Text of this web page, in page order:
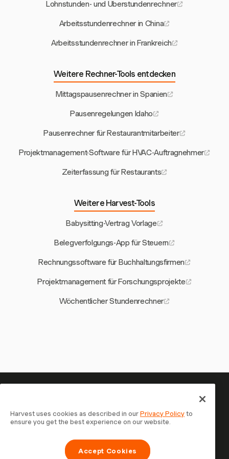
Lohnstunden- und Überstundenrechner
Arbeitsstundenrechner in China
Arbeitsstundenrechner in Frankreich
Weitere Rechner-Tools entdecken
Mittagspausenrechner in Spanien
Pausenregelungen Idaho
Pausenrechner für Restaurantmitarbeiter
Projektmanagement-Software für HVAC-Auftragnehmer
Zeiterfassung für Restaurants
Weitere Harvest-Tools
Babysitting-Vertrag Vorlage
Belegverfolgungs-App für Steuern
Rechnungssoftware für Buchhaltungsfirmen
Projektmanagement für Forschungsprojekte
Wöchentlicher Stundenrechner
Ihre Zeit verdient es, erfasst zu
werden — starten Sie jetzt
Schließen Sie sich über 70.000 Unternehmen an, die mit
Harvest Zeit erfassen, Kunden abrechnen und schneller
bezahlt werden. Kostenlos testen, in 30 Sekunden
Harvest uses cookies as described in ourPrivacy Policyto
ensure you get the best experience on our website.
Accept Cookies